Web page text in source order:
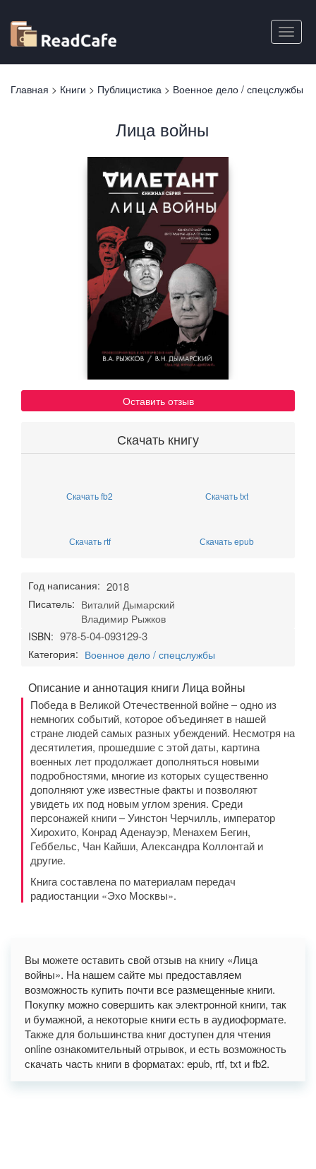
основному
содержанию
Toggle
Вы
Главная > Книги > Публицистика > Военное дело / спецслужбы
Лица войны
Оставить отзыв
Скачать книгу
Скачать fb2 Скачать txt
Скачать rtf Скачать epub
Год написания: 2018
Писатель: Виталий Дымарский
Владимир Рыжков
ISBN: 978-5-04-093129-3
Категория: Военное дело / спецслужбы
Описание и аннотация книги Лица войны
Победа в Великой Отечественной войне – одно из
немногих событий, которое объединяет в нашей
стране людей самых разных убеждений. Несмотря на
десятилетия, прошедшие с этой даты, картина
военных лет продолжает дополняться новыми
подробностями, многие из которых существенно
дополняют уже известные факты и позволяют
увидеть их под новым углом зрения. Среди
персонажей книги – Уинстон Черчилль, император
Хирохито, Конрад Аденауэр, Менахем Бегин,
Геббельс, Чан Кайши, Александра Коллонтай и
другие.
Книга составлена по материалам передач
радиостанции «Эхо Москвы».
Вы можете оставить свой отзыв на книгу «Лица
войны». На нашем сайте мы предоставляем
возможность купить почти все размещенные книги.
Покупку можно совершить как электронной книги, так
и бумажной, а некоторые книги есть в аудиоформате.
Также для большинства книг доступен для чтения
online ознакомительный отрывок, и есть возможность
скачать часть книги в форматах: epub, rtf, txt и fb2.